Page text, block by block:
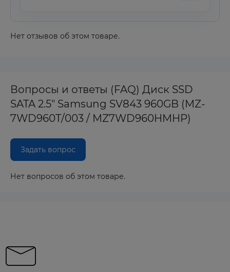
Нет отзывов об этом товаре.
Вопросы и ответы (FAQ) Диск SSD
SATA 2.5" Samsung SV843 960GB (MZ-
7WD960T/003 / MZ7WD960HMHP)
Задать вопрос
Нет вопросов об этом товаре.